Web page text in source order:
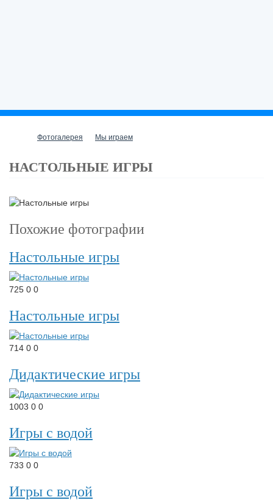
Фотогалерея Мы играем
НАСТОЛЬНЫЕ ИГРЫ
Похожие фотографии
Настольные игры
725 0 0
Настольные игры
714 0 0
Дидактические игры
1003 0 0
Игры с водой
733 0 0
Игры с водой